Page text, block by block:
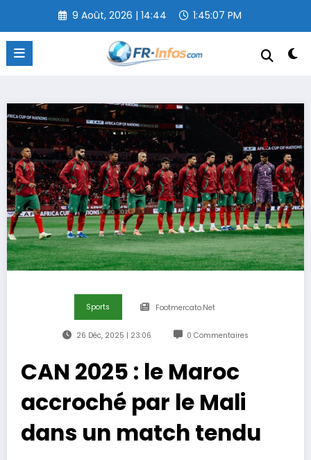
contenu
9 Août, 2026 | 14:44 1:45:08 PM
Sports Footmercato.net
26 Déc, 2025 | 23:06 0 Commentaires
CAN 2025 : le Maroc
accroché par le Mali
dans un match tendu